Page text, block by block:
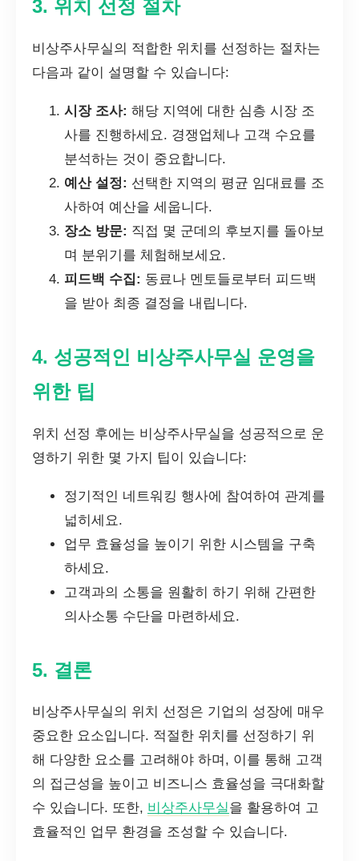
3. 위치 선정 절차
비상주사무실의 적합한 위치를 선정하는 절차는
다음과 같이 설명할 수 있습니다:
시장 조사: 해당 지역에 대한 심층 시장 조
사를 진행하세요. 경쟁업체나 고객 수요를
분석하는 것이 중요합니다.
예산 설정: 선택한 지역의 평균 임대료를 조
사하여 예산을 세웁니다.
장소 방문: 직접 몇 군데의 후보지를 돌아보
며 분위기를 체험해보세요.
피드백 수집: 동료나 멘토들로부터 피드백
을 받아 최종 결정을 내립니다.
4. 성공적인 비상주사무실 운영을
위한 팁
위치 선정 후에는 비상주사무실을 성공적으로 운
영하기 위한 몇 가지 팁이 있습니다:
정기적인 네트워킹 행사에 참여하여 관계를
넓히세요.
업무 효율성을 높이기 위한 시스템을 구축
하세요.
고객과의 소통을 원활히 하기 위해 간편한
의사소통 수단을 마련하세요.
5. 결론
비상주사무실의 위치 선정은 기업의 성장에 매우
중요한 요소입니다. 적절한 위치를 선정하기 위
해 다양한 요소를 고려해야 하며, 이를 통해 고객
의 접근성을 높이고 비즈니스 효율성을 극대화할
수 있습니다. 또한, 비상주사무실을 활용하여 고
효율적인 업무 환경을 조성할 수 있습니다.